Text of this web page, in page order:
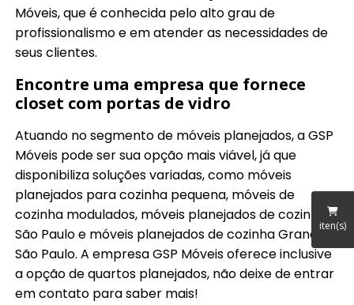
iten(s)
Móveis, que é conhecida pelo alto grau de
profissionalismo e em atender as necessidades de
seus clientes.
Encontre uma empresa que fornece
closet com portas de vidro
Atuando no segmento de móveis planejados, a GSP
Móveis pode ser sua opção mais viável, já que
disponibiliza soluções variadas, como móveis
planejados para cozinha pequena, móveis de
cozinha modulados, móveis planejados de cozinha
São Paulo e móveis planejados de cozinha Grande
São Paulo. A empresa GSP Móveis oferece inclusive
a opção de quartos planejados, não deixe de entrar
em contato para saber mais!